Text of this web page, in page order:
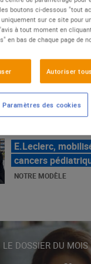
un succès
NOTRE MODÈLE
E.Leclerc,
cancers
LE MOUVEMENT
SES COMBATS
NOTRE MODÈLE
« Repérage » -
tendances de
ALIMENTATION DE
LE DOSSIER DU MOIS
boutons ci-dessous "tout
sur ce site pour
à tout moment en
en bas de chaque page de
Autoriser
Paramètres des cookies